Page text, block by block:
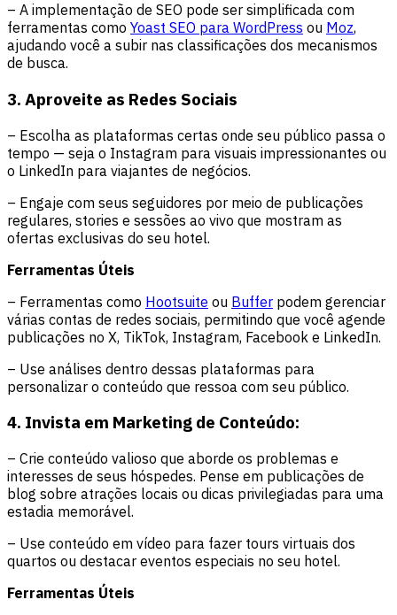
– A implementação de SEO pode ser simplificada com
ferramentas como Yoast SEO para WordPress ou Moz,
ajudando você a subir nas classificações dos mecanismos
de busca.
3. Aproveite as Redes Sociais
– Escolha as plataformas certas onde seu público passa o
tempo — seja o Instagram para visuais impressionantes ou
o LinkedIn para viajantes de negócios.
– Engaje com seus seguidores por meio de publicações
regulares, stories e sessões ao vivo que mostram as
ofertas exclusivas do seu hotel.
Ferramentas Úteis
– Ferramentas como Hootsuite ou Buffer podem gerenciar
várias contas de redes sociais, permitindo que você agende
publicações no X, TikTok, Instagram, Facebook e LinkedIn.
– Use análises dentro dessas plataformas para
personalizar o conteúdo que ressoa com seu público.
4. Invista em Marketing de Conteúdo:
– Crie conteúdo valioso que aborde os problemas e
interesses de seus hóspedes. Pense em publicações de
blog sobre atrações locais ou dicas privilegiadas para uma
estadia memorável.
– Use conteúdo em vídeo para fazer tours virtuais dos
quartos ou destacar eventos especiais no seu hotel.
Ferramentas Úteis